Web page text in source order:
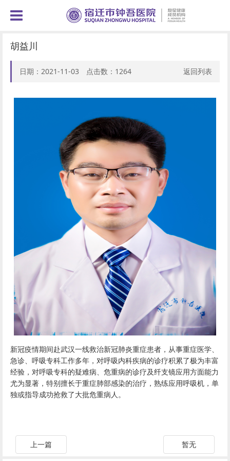
胡益川
日期：2021-11-03 点击数： 1264 返回列表
新冠疫情期间赴武汉一线救治新冠肺炎重症患者，从事重症医学、
急诊、呼吸专科工作多年，对呼吸内科疾病的诊疗积累了极为丰富
经验，对呼吸专科的疑难病、危重病的诊疗及纤支镜应用方面能力
尤为显著，特别擅长于重症肺部感染的治疗，熟练应用呼吸机，单
独或指导成功抢救了大批危重病人。
上一篇 暂无